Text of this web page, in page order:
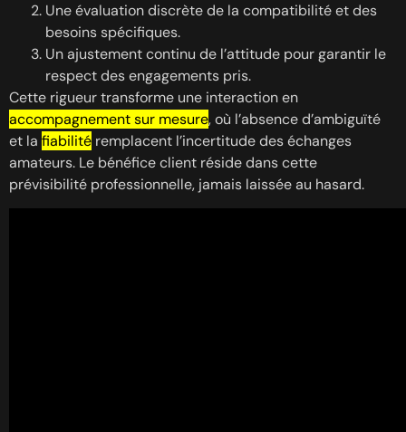
Une évaluation discrète de la compatibilité et des
besoins spécifiques.
Un ajustement continu de l’attitude pour garantir le
respect des engagements pris.
Cette rigueur transforme une interaction en
accompagnement sur mesure, où l’absence d’ambiguïté
et la fiabilité remplacent l’incertitude des échanges
amateurs. Le bénéfice client réside dans cette
prévisibilité professionnelle, jamais laissée au hasard.